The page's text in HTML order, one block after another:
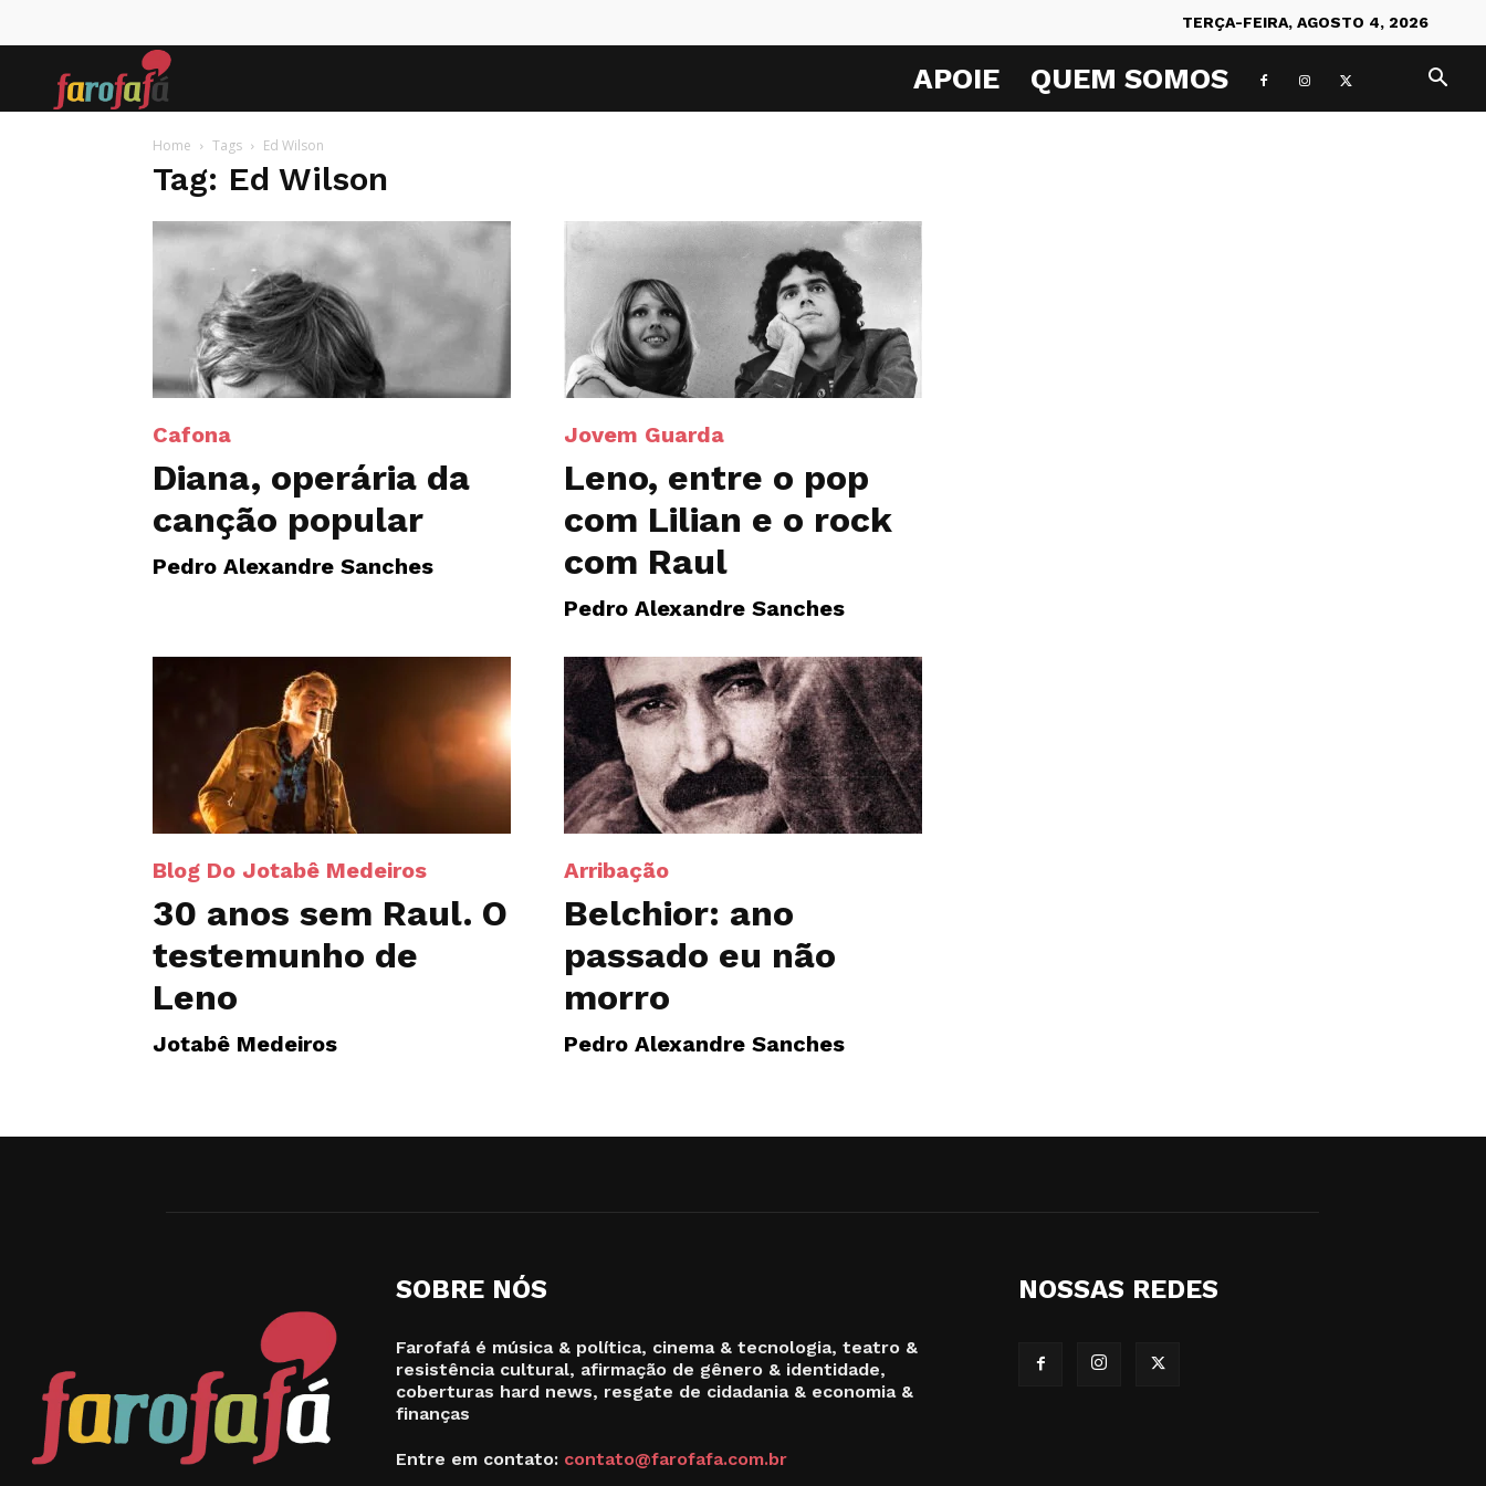
TERÇA-FEIRA, AGOSTO 4, 2026
APOIE QUEM SOMOS
Home Tags Ed Wilson
Tag: Ed Wilson
Cafona
Diana, operária da
canção popular
Pedro Alexandre Sanches
Jovem Guarda
Leno, entre o pop
com Lilian e o rock
com Raul
Pedro Alexandre Sanches
Blog Do Jotabê Medeiros
30 anos sem Raul. O
testemunho de
Leno
Jotabê Medeiros
Arribação
Belchior: ano
passado eu não
morro
Pedro Alexandre Sanches
SOBRE NÓS
Farofafá é música & política, cinema & tecnologia, teatro &
resistência cultural, afirmação de gênero & identidade,
coberturas hard news, resgate de cidadania & economia &
finanças
Entre em contato: contato@farofafa.com.br
NOSSAS REDES